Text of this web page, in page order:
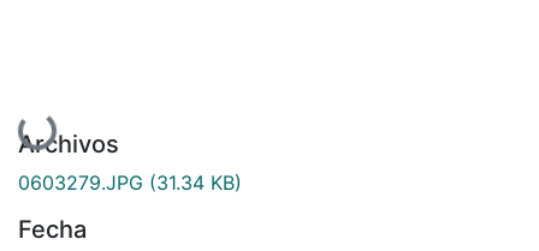
Cargando...
Archivos
0603279.JPG (31.34 KB)
Fecha